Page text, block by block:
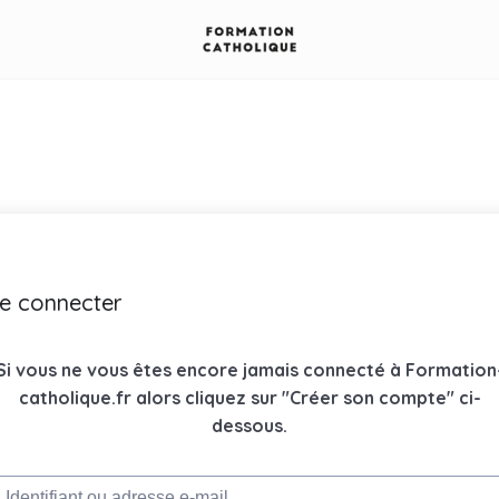
connecter
vous ne vous êtes encore jamais connecté à
catholique.fr alors cliquez sur "Créer son compte" ci-
dessous.